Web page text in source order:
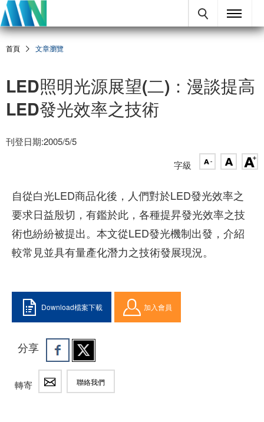
首頁 文章瀏覽
LED照明光源展望(二)：漫談提高
LED發光效率之技術
刊登日期:2005/5/5
字級
自從白光LED商品化後，人們對於LED發光效率之
要求日益殷切，有鑑於此，各種提昇發光效率之技
術也紛紛被提出。本文從LED發光機制出發，介紹
較常見並具有量產化潛力之技術發展現況。
Download檔案下載 加入會員
分享
轉寄 聯絡我們